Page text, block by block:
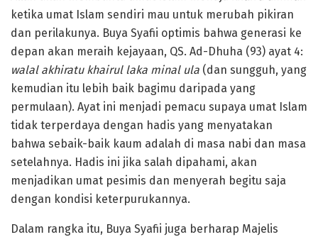
ketika umat Islam sendiri mau untuk merubah pikiran
dan perilakunya. Buya Syafii optimis bahwa generasi ke
depan akan meraih kejayaan, QS. Ad-Dhuha (93) ayat 4:
walal akhiratu khairul laka minal ula (dan sungguh, yang
kemudian itu lebih baik bagimu daripada yang
permulaan). Ayat ini menjadi pemacu supaya umat Islam
tidak terperdaya dengan hadis yang menyatakan
bahwa sebaik-baik kaum adalah di masa nabi dan masa
setelahnya. Hadis ini jika salah dipahami, akan
menjadikan umat pesimis dan menyerah begitu saja
dengan kondisi keterpurukannya.
Dalam rangka itu, Buya Syafii juga berharap Majelis